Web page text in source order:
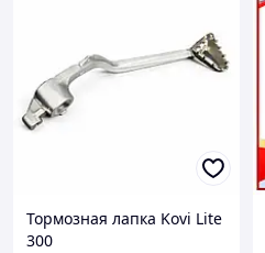
Тормозная лапка Kovi Lite
300